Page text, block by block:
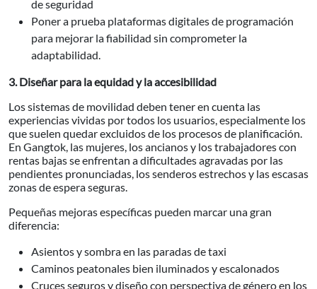
de seguridad
Poner a prueba plataformas digitales de programación
para mejorar la fiabilidad sin comprometer la
adaptabilidad.
3. Diseñar para la equidad y la accesibilidad
Los sistemas de movilidad deben tener en cuenta las
experiencias vividas por todos los usuarios, especialmente los
que suelen quedar excluidos de los procesos de planificación.
En Gangtok, las mujeres, los ancianos y los trabajadores con
rentas bajas se enfrentan a dificultades agravadas por las
pendientes pronunciadas, los senderos estrechos y las escasas
zonas de espera seguras.
Pequeñas mejoras específicas pueden marcar una gran
diferencia:
Asientos y sombra en las paradas de taxi
Caminos peatonales bien iluminados y escalonados
Cruces seguros y diseño con perspectiva de género en los